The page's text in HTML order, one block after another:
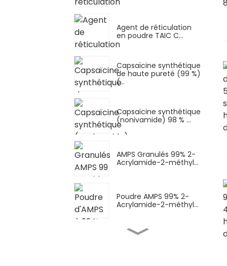
Agent de réticulation
en poudre TAIC C...
Capsaïcine synthétique
de haute pureté (99 %)
(...
Capsaïcine synthétique
(nonivamide) 98 % ...
AMPS Granulés 99% 2-
Acrylamide-2-méthyl...
Poudre AMPS 99% 2-
Acrylamide-2-méthyl...